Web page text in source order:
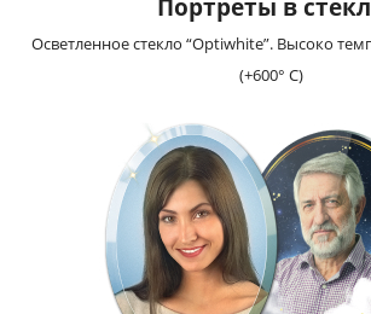
Портреты в
Осветленное стекло “Optiwhite”. Высоко
(+600° С)